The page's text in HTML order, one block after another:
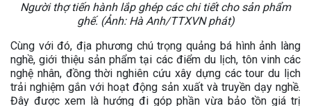
Người thợ tiến hành lắp ghép các chi tiết cho sản phẩm
ghế. (Ảnh: Hà Anh/TTXVN phát)
Cùng với đó, địa phương chú trọng quảng bá hình ảnh làng
nghề, giới thiệu sản phẩm tại các điểm du lịch, tôn vinh các
nghệ nhân, đồng thời nghiên cứu xây dựng các tour du lịch
trải nghiệm gắn với hoạt động sản xuất và truyền dạy nghề.
Đây được xem là hướng đi góp phần vừa bảo tồn giá trị